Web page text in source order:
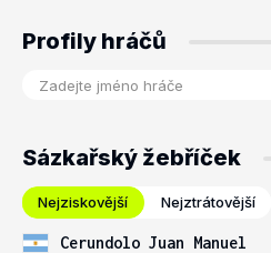
Profily hráčů
Sázkařský žebříček
Nejziskovější Nejztrátovější
Cerundolo Juan Manuel